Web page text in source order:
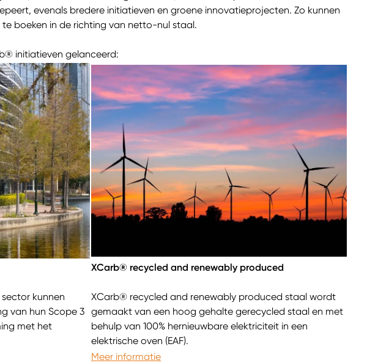
evenals bredere initiatieven en groene innovatieprojecten. Zo kunnen
boeken in de richting van netto-nul staal.
initiatieven gelanceerd:
XCarb® recycled and renewably produced
kunnen
van hun Scope 3
met het
XCarb® recycled and renewably produced staal wordt
gemaakt van een hoog gehalte gerecycled staal en met
behulp van 100% hernieuwbare elektriciteit in een
elektrische oven (EAF).
Meer informatie